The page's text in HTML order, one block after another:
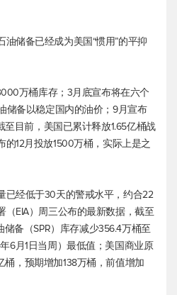
储备已经成为美国“惯用”的平抑
万桶库存；3月底宣布将在六个
储备以稳定国内的油价；9月宣布
至目前，美国已累计释放1.65亿桶战
12月投放1500万桶，实际上是之
已经低于30天的警戒水平，约合22
（EIA）周三公布的最新数据，截至
备（SPR）库存减少356.4万桶至
6月1日当周）最低值；美国商业原
桶，预期增加138万桶，前值增加